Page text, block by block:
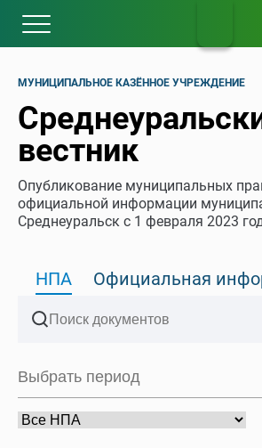
МУНИЦИПАЛЬНОЕ КАЗЁННОЕ УЧРЕЖДЕНИЕ
вестник
Опубликование муниципальных
официальной информации
Среднеуральск с 1 февраля 2023
НПА Официальная